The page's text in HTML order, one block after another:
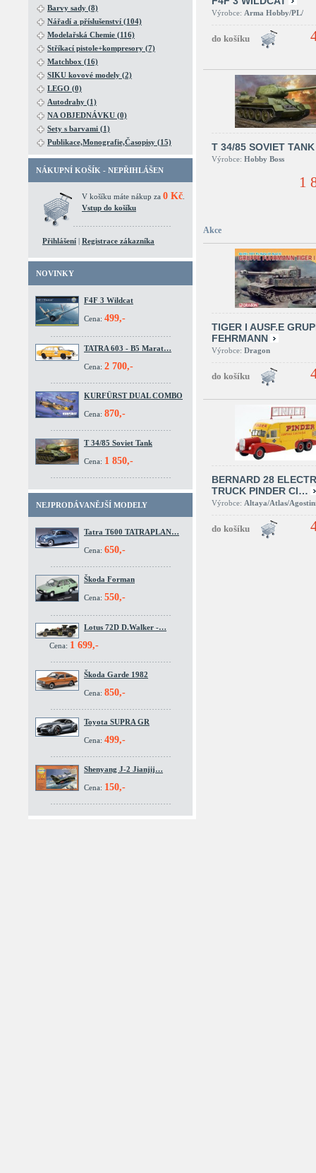
Barvy sady (8)
Nářadí a příslušenství (104)
Modelařská Chemie (116)
Stříkací pistole+kompresory (7)
Matchbox (16)
SIKU kovové modely (2)
LEGO (0)
Autodrahy (1)
NA OBJEDNÁVKU (0)
Sety s barvami (1)
Publikace,Monografie,Časopisy (15)
NÁKUPNÍ KOŠÍK - NEPŘIHLÁŠEN
V košíku máte nákup za 0 Kč
Vstup do košíku
Přihlášení | Registrace zákazníka
NOVINKY
F4F 3 Wildcat
Cena: 499,-
TATRA 603 - B5 Marat…
Cena: 2 700,-
KURFÜRST DUAL COMBO
Cena: 870,-
T 34/85 Soviet Tank
Cena: 1 850,-
NEJPRODÁVANĚJŠÍ MODELY
Tatra T600 TATRAPLAN…
Cena: 650,-
Škoda Forman
Cena: 550,-
Lotus 72D D.Walker -…
Cena: 1 699,-
Škoda Garde 1982
Cena: 850,-
Toyota SUPRA GR
Cena: 499,-
Shenyang J-2 Jianjij…
Cena: 150,-
Výrobce: Arma Hobby/PL/
T 34/85 SOVIET TANK
Výrobce: Hobby Boss
1
Akce
TIGER I AUSF.E
FEHRMANN
Výrobce: Dragon
BERNARD 28
TRUCK PINDER CI…
Výrobce: Altaya/Atlas/